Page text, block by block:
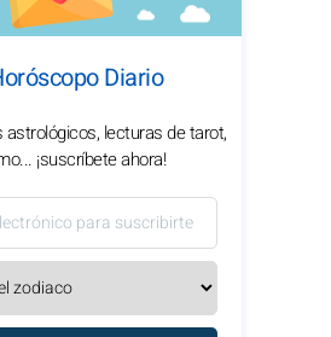
Diario
astrológicos, lecturas de tarot,
¡suscríbete ahora!